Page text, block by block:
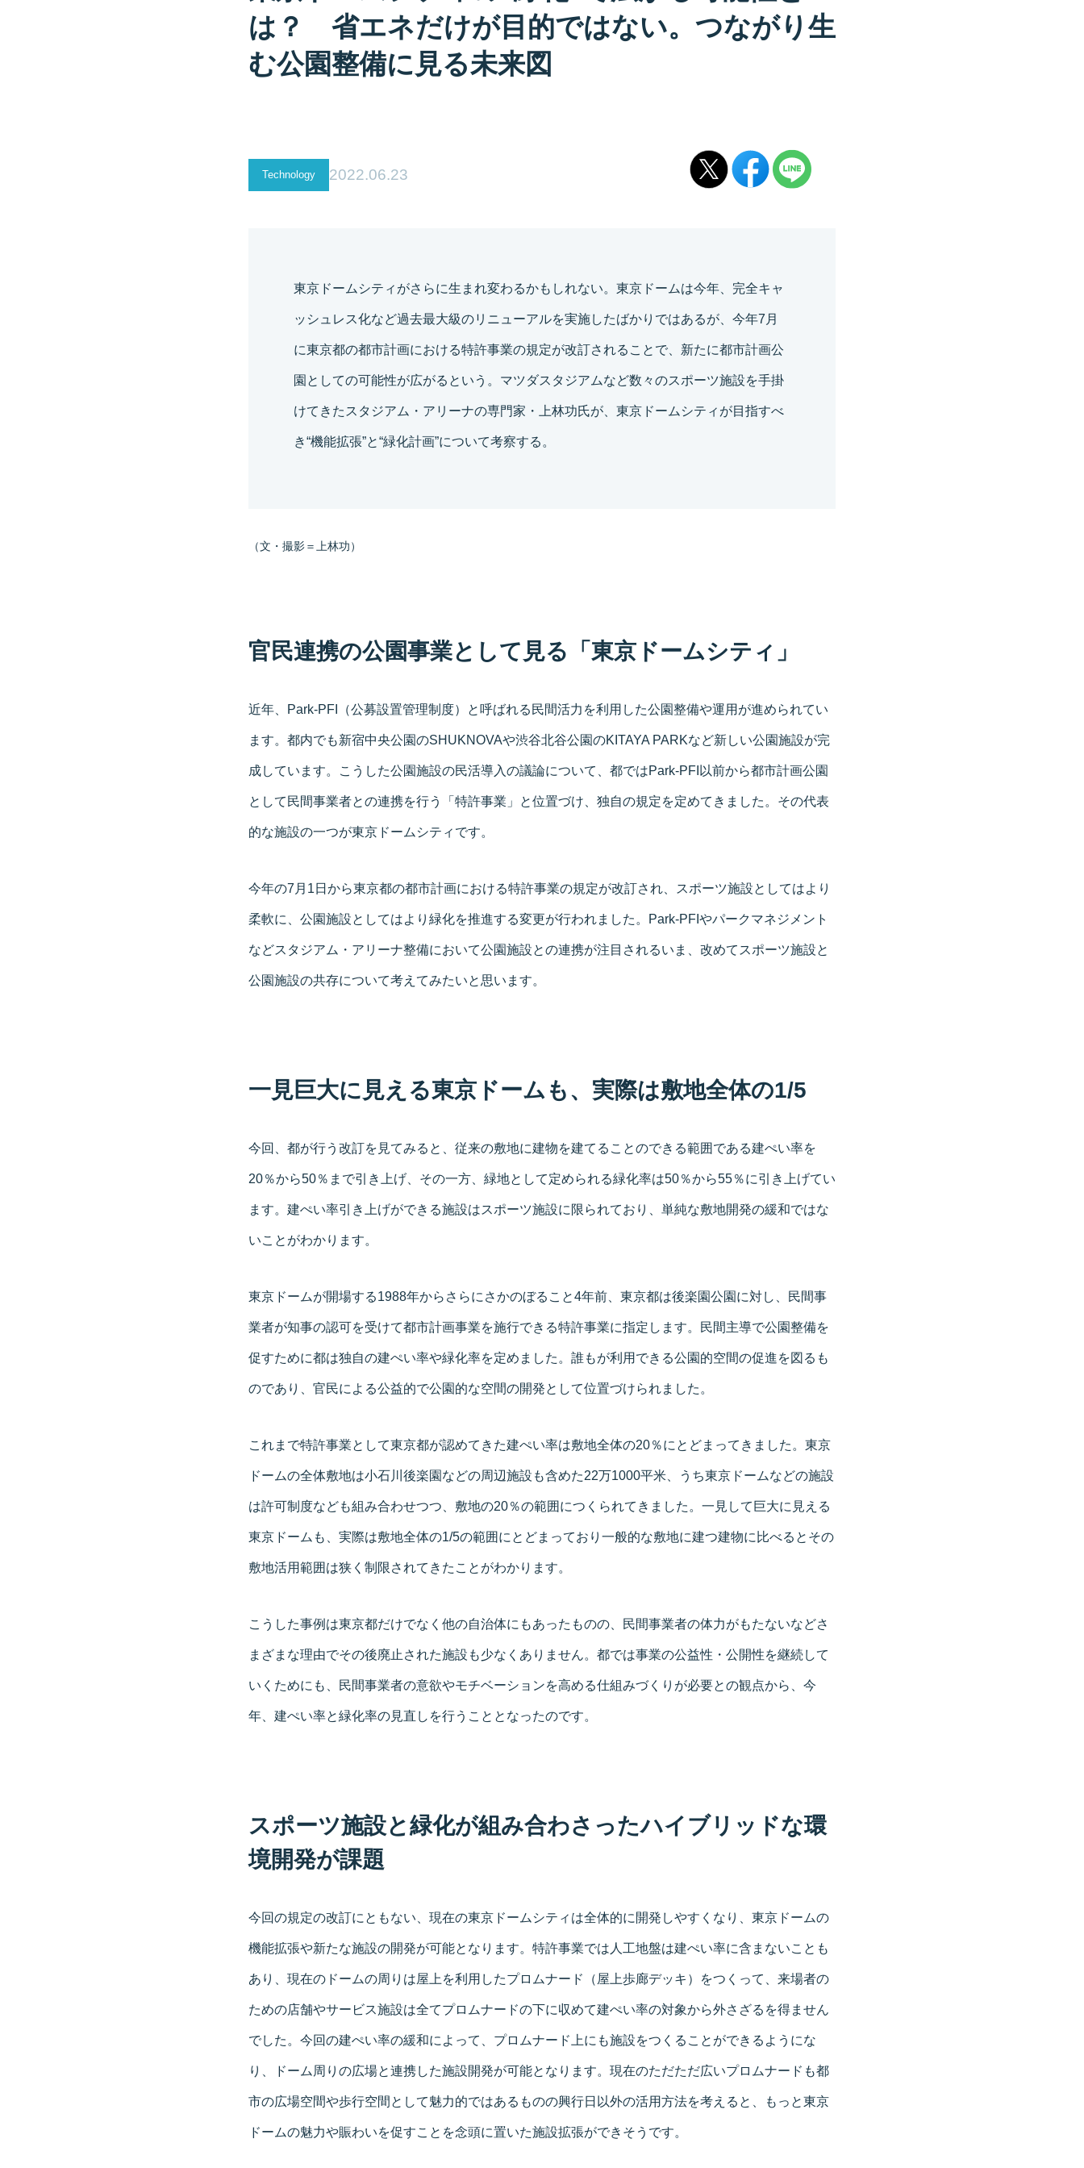
は？ 省エネだけが目的ではない。つながり生
む公園整備に見る未来図
Technology 2022.06.23
東京ドームシティがさらに生まれ変わるかもしれない。東京ドームは今年、完全キャ
ッシュレス化など過去最大級のリニューアルを実施したばかりではあるが、今年7月
に東京都の都市計画における特許事業の規定が改訂されることで、新たに都市計画公
園としての可能性が広がるという。マツダスタジアムなど数々のスポーツ施設を手掛
けてきたスタジアム・アリーナの専門家・上林功氏が、東京ドームシティが目指すべ
き“機能拡張”と“緑化計画”について考察する。
（文・撮影＝上林功）
官民連携の公園事業として見る「東京ドームシティ」
近年、Park-PFI（公募設置管理制度）と呼ばれる民間活力を利用した公園整備や運用が進められてい
ます。都内でも新宿中央公園のSHUKNOVAや渋谷北谷公園のKITAYA PARKなど新しい公園施設が完
成しています。こうした公園施設の民活導入の議論について、都ではPark-PFI以前から都市計画公園
として民間事業者との連携を行う「特許事業」と位置づけ、独自の規定を定めてきました。その代表
的な施設の一つが東京ドームシティです。
今年の7月1日から東京都の都市計画における特許事業の規定が改訂され、スポーツ施設としてはより
柔軟に、公園施設としてはより緑化を推進する変更が行われました。Park-PFIやパークマネジメント
などスタジアム・アリーナ整備において公園施設との連携が注目されるいま、改めてスポーツ施設と
公園施設の共存について考えてみたいと思います。
一見巨大に見える東京ドームも、実際は敷地全体の1/5
今回、都が行う改訂を見てみると、従来の敷地に建物を建てることのできる範囲である建ぺい率を
20％から50％まで引き上げ、その一方、緑地として定められる緑化率は50％から55％に引き上げてい
ます。建ぺい率引き上げができる施設はスポーツ施設に限られており、単純な敷地開発の緩和ではな
いことがわかります。
東京ドームが開場する1988年からさらにさかのぼること4年前、東京都は後楽園公園に対し、民間事
業者が知事の認可を受けて都市計画事業を施行できる特許事業に指定します。民間主導で公園整備を
促すために都は独自の建ぺい率や緑化率を定めました。誰もが利用できる公園的空間の促進を図るも
のであり、官民による公益的で公園的な空間の開発として位置づけられました。
これまで特許事業として東京都が認めてきた建ぺい率は敷地全体の20％にとどまってきました。東京
ドームの全体敷地は小石川後楽園などの周辺施設も含めた22万1000平米、うち東京ドームなどの施設
は許可制度なども組み合わせつつ、敷地の20％の範囲につくられてきました。一見して巨大に見える
東京ドームも、実際は敷地全体の1/5の範囲にとどまっており一般的な敷地に建つ建物に比べるとその
敷地活用範囲は狭く制限されてきたことがわかります。
こうした事例は東京都だけでなく他の自治体にもあったものの、民間事業者の体力がもたないなどさ
まざまな理由でその後廃止された施設も少なくありません。都では事業の公益性・公開性を継続して
いくためにも、民間事業者の意欲やモチベーションを高める仕組みづくりが必要との観点から、今
年、建ぺい率と緑化率の見直しを行うこととなったのです。
スポーツ施設と緑化が組み合わさったハイブリッドな環
境開発が課題
今回の規定の改訂にともない、現在の東京ドームシティは全体的に開発しやすくなり、東京ドームの
機能拡張や新たな施設の開発が可能となります。特許事業では人工地盤は建ぺい率に含まないことも
あり、現在のドームの周りは屋上を利用したプロムナード（屋上歩廊デッキ）をつくって、来場者の
ための店舗やサービス施設は全てプロムナードの下に収めて建ぺい率の対象から外さざるを得ません
でした。今回の建ぺい率の緩和によって、プロムナード上にも施設をつくることができるようにな
り、ドーム周りの広場と連携した施設開発が可能となります。現在のただただ広いプロムナードも都
市の広場空間や歩行空間として魅力的ではあるものの興行日以外の活用方法を考えると、もっと東京
ドームの魅力や賑わいを促すことを念頭に置いた施設拡張ができそうです。